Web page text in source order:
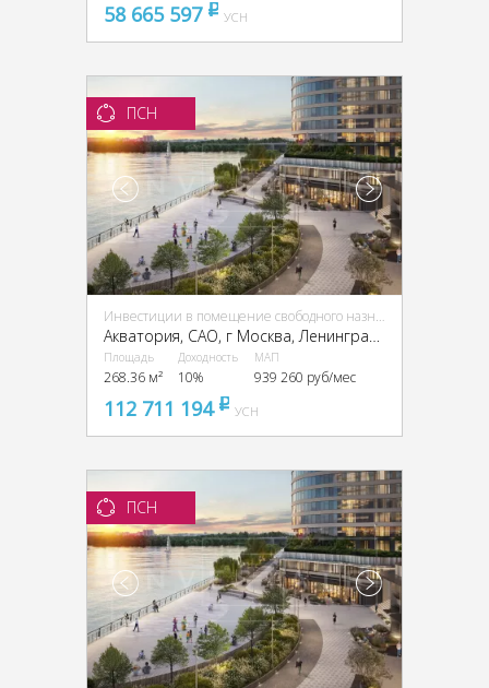
58 665 597 pуб
УСН
ПСН
Инвестиции в помещение свободного назначения (ПСН)
Акватория, CАО, г Москва, Ленинградское ш., 69
Площадь
268.36 м²
Доходность
10%
МАП
939 260 руб/мес
112 711 194 pуб
УСН
ПСН